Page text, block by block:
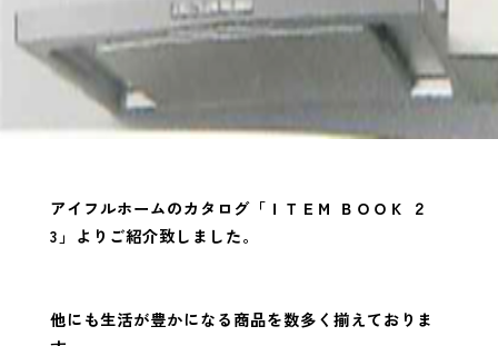
アイフルホームのカタログ「ＩＴＥＭ ＢＯＯＫ ２
3」よりご紹介致しました。
他にも生活が豊かになる商品を数多く揃えておりま